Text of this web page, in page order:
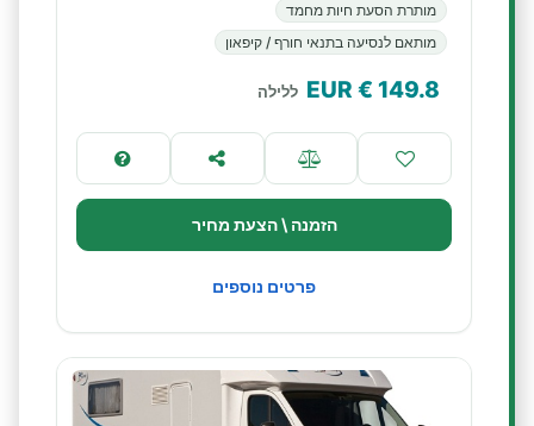
מותרת הסעת חיות מחמד
מותאם לנסיעה בתנאי חורף / קיפאון
149.8
€ EUR ללילה
הזמנה \ הצעת מחיר
פרטים נוספים